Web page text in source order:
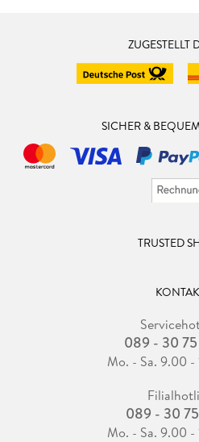
ZUGESTELLT
SICHER &
TRUSTED
089 - 30
Mo. - Sa. 9.00
089 - 30
Mo. - Sa. 9.00